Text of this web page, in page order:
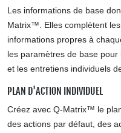
Les informations de base
Matrix™. Elles complètent
informations propres à
les paramètres de base
et les entretiens individuels
PLAN D'ACTION INDIVIDUEL
Créez avec Q-Matrix™ le
des actions par défaut, des